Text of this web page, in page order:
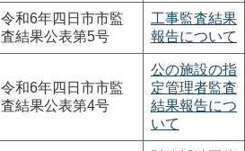
令和6年四日市市監
査結果公表第5号
工事監査結果
報告について
令和6年四日市市監
査結果公表第4号
公の施設の指
定管理者監査
結果報告につ
いて